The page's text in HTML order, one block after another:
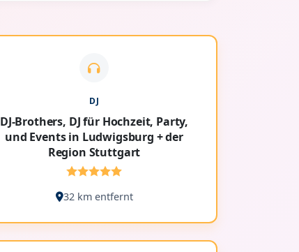
DJ
DJ-Brothers, DJ für Hochzeit, Party,
und Events in Ludwigsburg + der
Region Stuttgart
32 km entfernt